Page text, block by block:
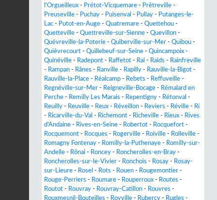
l'Orgueilleux - Prétot-Vicquemare - Prêtreville -
Preuseville - Puchay - Puisenval - Pullay - Putanges-le-
Lac - Putot-en-Auge - Quatremare - Quettehou -
Quetteville - Quettreville-sur-Sienne - Quevillon -
Quévreville-la-Poterie - Quiberville-sur-Mer - Quibou -
Quièvrecourt - Quillebeuf-sur-Seine - Quincampoix -
Quinéville - Radepont - Raffetot - Rai - Raids - Rainfreville
- Rampan - Rânes - Ranville - Rapilly - Rauville-la-Bigot -
Rauville-la-Place - Réalcamp - Rebets - Reffuveille -
Regnéville-sur-Mer - Reigneville-Bocage - Rémalard en
Perche - Remilly Les Marais - Repentigny - Rétonval -
Reuilly - Reuville - Reux - Réveillon - Reviers - Réville - Ri
- Ricarville-du-Val - Richemont - Richeville - Rieux - Rives
d'Andaine - Rives-en-Seine - Robertot - Rocquefort -
Rocquemont - Rocques - Rogerville - Roiville - Rolleville -
Romagny Fontenay - Romilly-la-Puthenaye - Romilly-sur-
Andelle - Rônai - Roncey - Roncherolles-en-Bray -
Roncherolles-sur-le-Vivier - Ronchois - Rosay - Rosay-
sur-Lieure - Rosel - Rots - Rouen - Rougemontier -
Rouge-Perriers - Roumare - Rouperroux - Routes -
Routot - Rouvray - Rouvray-Catillon - Rouvres -
Rouxmesnil-Bouteilles - Royville - Rubercy - Rugles -